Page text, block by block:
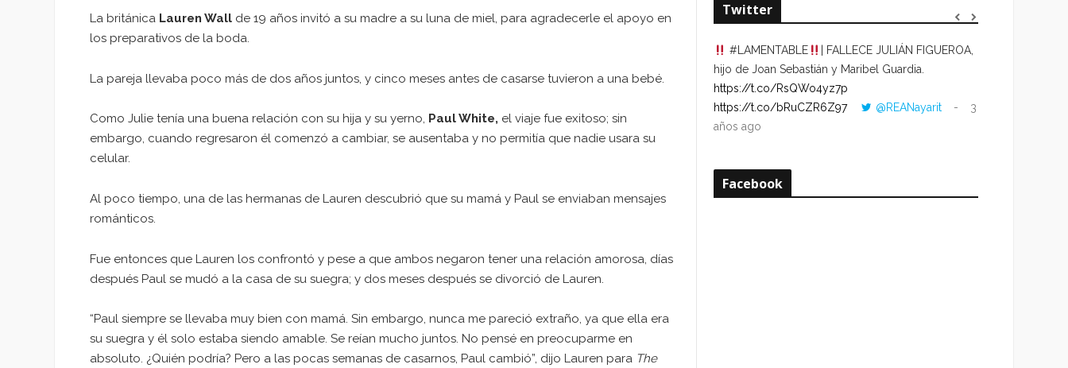
La británica Lauren Wall de 19 años invitó a su madre a su luna de miel, para agradecerle el apoyo en
los preparativos de la boda.
La pareja llevaba poco más de dos años juntos, y cinco meses antes de casarse tuvieron a una bebé.
Como Julie tenía una buena relación con su hija y su yerno, Paul White, el viaje fue exitoso; sin
embargo, cuando regresaron él comenzó a cambiar, se ausentaba y no permitía que nadie usara su
celular.
Al poco tiempo, una de las hermanas de Lauren descubrió que su mamá y Paul se enviaban mensajes
románticos.
Fue entonces que Lauren los confrontó y pese a que ambos negaron tener una relación amorosa, días
después Paul se mudó a la casa de su suegra; y dos meses después se divorció de Lauren.
“Paul siempre se llevaba muy bien con mamá. Sin embargo, nunca me pareció extraño, ya que ella era
su suegra y él solo estaba siendo amable. Se reían mucho juntos. No pensé en preocuparme en
absoluto. ¿Quién podría? Pero a las pocas semanas de casarnos, Paul cambió”, dijo Lauren para The
Twitter
#LAMENTABLE
| FALLECE JULIÁN FIGUEROA,
hijo de Joan Sebastián y Maribel Guardia.
https://t.co/RsQWo4yz7p
https://t.co/bRuCZR6Z97
@REANayarit
3
años ago
Facebook